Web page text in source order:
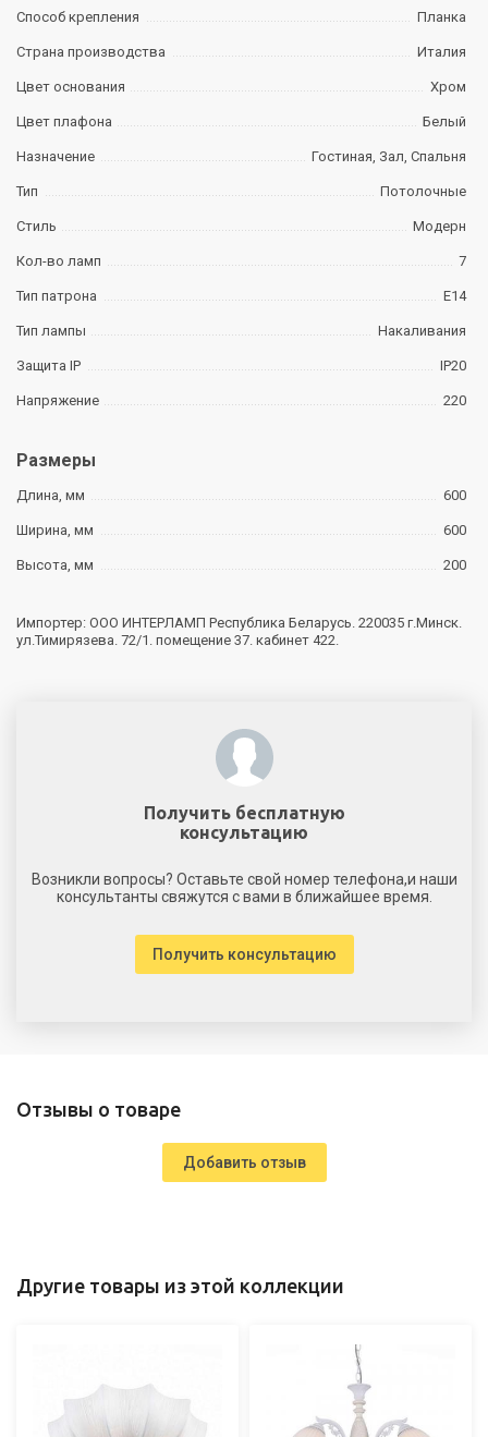
Способ крепления Планка
Страна производства Италия
Цвет основания Хром
Цвет плафона Белый
Назначение Гостиная, Зал, Спальня
Тип Потолочные
Стиль Модерн
Кол-во ламп 7
Тип патрона E14
Тип лампы Накаливания
Защита IP IP20
Напряжение 220
Размеры
Длина, мм 600
Ширина, мм 600
Высота, мм 200
Импортер: ООО ИНТЕРЛАМП Республика Беларусь. 220035 г.Минск.
ул.Тимирязева. 72/1. помещение 37. кабинет 422.
Получить бесплатную
консультацию
Возникли вопросы? Оставьте свой номер телефона,и наши
консультанты свяжутся с вами в ближайшее время.
Получить консультацию
Отзывы о товаре
Добавить отзыв
Другие товары из этой коллекции